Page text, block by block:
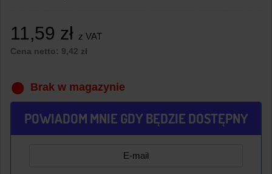
11,59 zł z VAT
Cena netto: 9,42 zł
Brak w magazynie
POWIADOM MNIE GDY BĘDZIE DOSTĘPNY